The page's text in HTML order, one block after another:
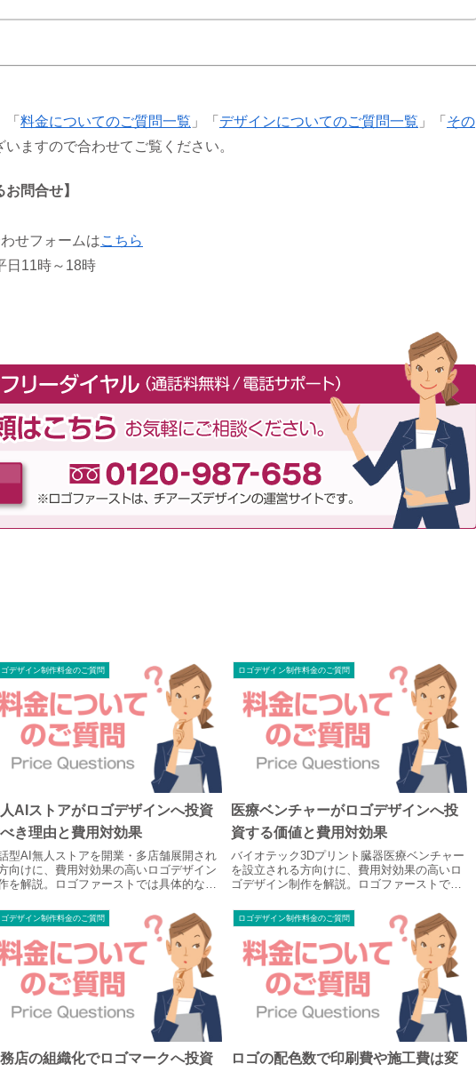
「 料金についてのご質問一覧 」「 デザインについてのご質問一覧 」「 その
ますので合わせてご覧ください。
問合せ】
せフォームはこちら
日11時～18時
ゴデザイン制作料金のご質問
AIストアがロゴデザインへ投資
き理由と費用対効果
型AI無人ストアを開業・多店舗展開され
向けに、費用対効果の高いロゴデザイン
を解説。ロゴファーストでは具体的な金
アリング。看板やチラシ、Webに美しく
る完全オリジナルロゴをご提案します。
ロゴデザイン制作料金のご質問
医療ベンチャーがロゴデザインへ投
資する価値と費用対効果
バイオテック3Dプリント臓器医療ベンチャー
を設立される方向けに、費用対効果の高いロ
ゴデザイン制作を解説。ロゴファーストでは
みを丁寧にヒアリング。看板やパッケージ、
Webに美しく映える完全オリジナルロゴをご
提案します。
ゴデザイン制作料金のご質問
店の組織化でロゴマークへ投資
ロゴデザイン制作料金のご質問
ロゴの配色数で印刷費や施工費は変